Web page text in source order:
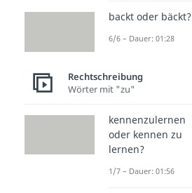
backt oder bäckt?
6/6 – Dauer: 01:28
Rechtschreibung
Wörter mit "zu"
kennenzulernen
oder kennen zu
lernen?
1/7 – Dauer: 01:56